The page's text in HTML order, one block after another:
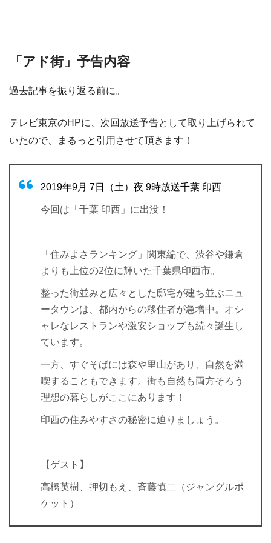
「アド街」予告内容
過去記事を振り返る前に。
テレビ東京のHPに、次回放送予告として取り上げられて
いたので、まるっと引用させて頂きます！
2019年9月 7日（土）夜 9時放送千葉 印西
今回は「千葉 印西」に出没！
「住みよさランキング」関東編で、渋谷や鎌倉
よりも上位の2位に輝いた千葉県印西市。
整った街並みと広々とした邸宅が建ち並ぶニュ
ータウンは、都内からの移住者が急増中。オシ
ャレなレストランや激安ショップも続々誕生し
ています。
一方、すぐそばには森や里山があり、自然を満
喫することもできます。街も自然も両方そろう
理想の暮らしがここにあります！
印西の住みやすさの秘密に迫りましょう。
【ゲスト】
高橋英樹、押切もえ、斉藤慎二（ジャングルポ
ケット）